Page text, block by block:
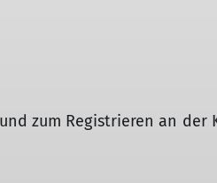
zum Registrieren an der